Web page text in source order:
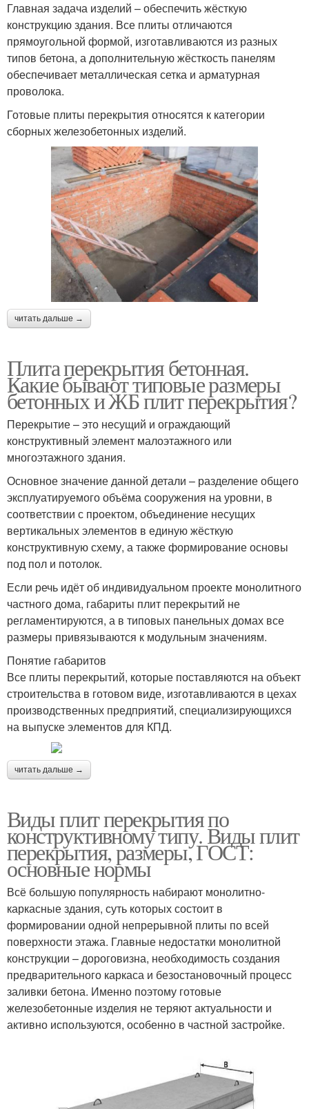
Главная задача изделий – обеспечить жёсткую
конструкцию здания. Все плиты отличаются
прямоугольной формой, изготавливаются из разных
типов бетона, а дополнительную жёсткость панелям
обеспечивает металлическая сетка и арматурная
проволока.
Готовые плиты перекрытия относятся к категории
сборных железобетонных изделий.
читать дальше →
Плита перекрытия бетонная.
Какие бывают типовые размеры
бетонных и ЖБ плит перекрытия?
Перекрытие – это несущий и ограждающий
конструктивный элемент малоэтажного или
многоэтажного здания.
Основное значение данной детали – разделение общего
эксплуатируемого объёма сооружения на уровни, в
соответствии с проектом, объединение несущих
вертикальных элементов в единую жёсткую
конструктивную схему, а также формирование основы
под пол и потолок.
Если речь идёт об индивидуальном проекте монолитного
частного дома, габариты плит перекрытий не
регламентируются, а в типовых панельных домах все
размеры привязываются к модульным значениям.
Понятие габаритов
Все плиты перекрытий, которые поставляются на объект
строительства в готовом виде, изготавливаются в цехах
производственных предприятий, специализирующихся
на выпуске элементов для КПД.
читать дальше →
Виды плит перекрытия по
конструктивному типу. Виды плит
перекрытия, размеры, ГОСТ:
основные нормы
Всё большую популярность набирают монолитно-
каркасные здания, суть которых состоит в
формировании одной непрерывной плиты по всей
поверхности этажа. Главные недостатки монолитной
конструкции – дороговизна, необходимость создания
предварительного каркаса и безостановочный процесс
заливки бетона. Именно поэтому готовые
железобетонные изделия не теряют актуальности и
активно используются, особенно в частной застройке.